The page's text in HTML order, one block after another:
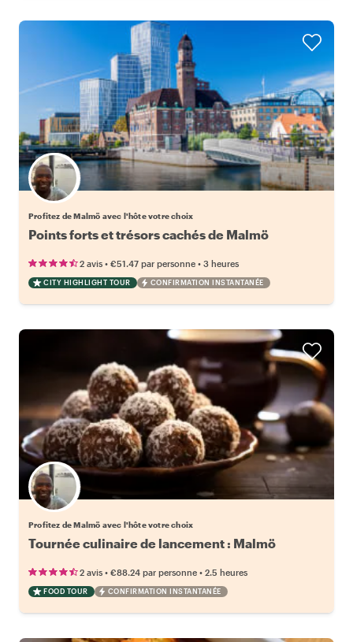
Choisissez votre local favori
Profitez de Malmö avec l'hôte votre choix
Points forts et trésors cachés de Malmö
2 avis • €51.47 par personne • 3 heures
CITY HIGHLIGHT TOUR CONFIRMATION INSTANTANÉE
Choisissez votre local favori
Profitez de Malmö avec l'hôte votre choix
Tournée culinaire de lancement : Malmö
2 avis • €88.24 par personne • 2.5 heures
FOOD TOUR CONFIRMATION INSTANTANÉE